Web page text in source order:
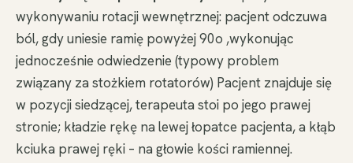
wykonywaniu rotacji wewnętrznej: pacjent odczuwa
ból, gdy uniesie ramię powyżej 90o ,wykonując
jednocześnie odwiedzenie (typowy problem
związany za stożkiem rotatorów) Pacjent znajduje się
w pozycji siedzącej, terapeuta stoi po jego prawej
stronie; kładzie rękę na lewej łopatce pacjenta, a kłąb
kciuka prawej ręki – na głowie kości ramiennej.